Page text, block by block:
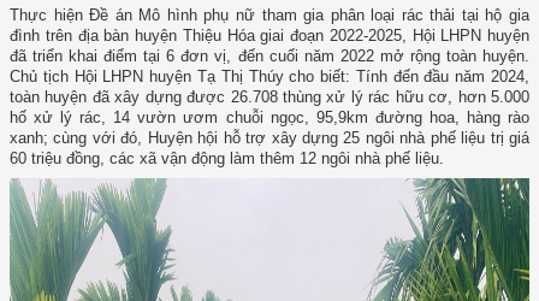
Thực hiện Đề án Mô hình phụ nữ tham gia phân loại rác thải tại hộ gia
đình trên địa bàn huyện Thiệu Hóa giai đoạn 2022-2025, Hội LHPN huyện
đã triển khai điểm tại 6 đơn vị, đến cuối năm 2022 mở rộng toàn huyện.
Chủ tịch Hội LHPN huyện Tạ Thị Thúy cho biết: Tính đến đầu năm 2024,
toàn huyện đã xây dựng được 26.708 thùng xử lý rác hữu cơ, hơn 5.000
hố xử lý rác, 14 vườn ươm chuỗi ngọc, 95,9km đường hoa, hàng rào
xanh; cùng với đó, Huyện hội hỗ trợ xây dựng 25 ngôi nhà phế liệu trị giá
60 triệu đồng, các xã vận động làm thêm 12 ngôi nhà phế liệu.